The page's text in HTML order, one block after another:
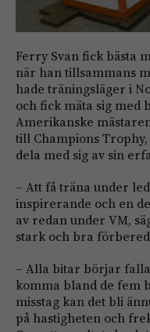
Ferry Svan fick bästa
när han tillsammans
hade träningsläger i
och fick mäta sig
Amerikanske
till Champions
dela med sig av sin
– Att få träna under
inspirerande och en
av redan under VM,
stark och bra
– Alla bitar börjar
komma bland de fem
misstag kan det bli
på hastigheten och